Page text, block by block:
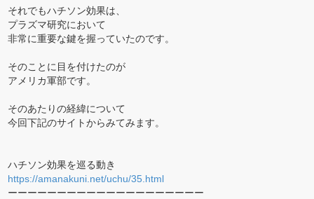
それでもハチソン効果は、
プラズマ研究において
非常に重要な鍵を握っていたのです。
そのことに目を付けたのが
アメリカ軍部です。
そのあたりの経緯について
今回下記のサイトからみてみます。
ハチソン効果を巡る動き
https://amanakuni.net/uchu/35.html
ーーーーーーーーーーーーーーーーーーーー